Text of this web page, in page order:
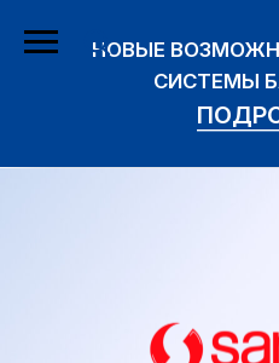
СИСТЕМЫ БАЗИС 2026
ПОДРОБНЕЕ